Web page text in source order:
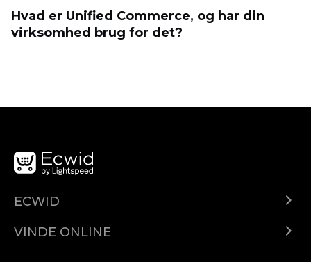
Hvad er Unified Commerce, og har din
virksomhed brug for det?
ECWID
Prețuri
VINDE ONLINE